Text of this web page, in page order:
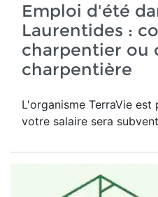
Emploi d'été
Laurentides :
charpentier ou
charpentière
L'organisme TerraVie
votre salaire sera